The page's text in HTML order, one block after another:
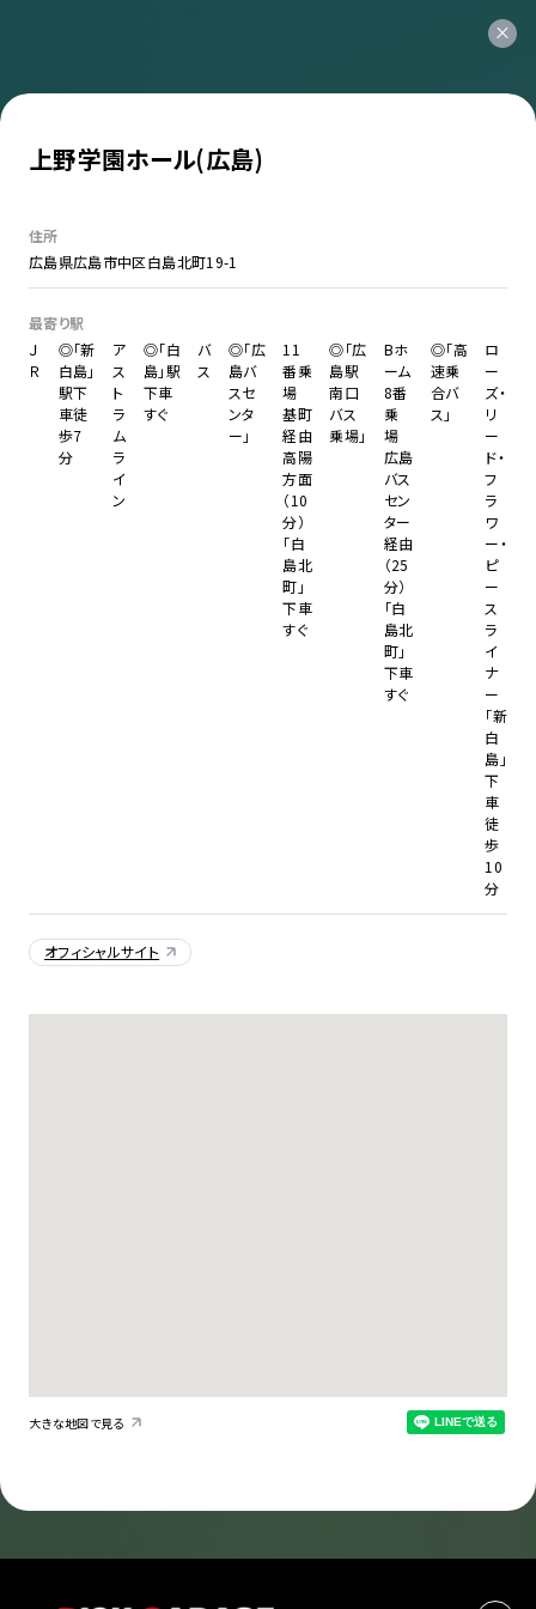
上野学園ホール(広島)
住所
広島県広島市中区白島北町19-1
最寄り駅
Ｊ
Ｒ
◎「新
白島」
駅下
車徒
歩7
分
ア
ス
ト
ラ
ム
ラ
イ
ン
◎「白
島」駅
下車
すぐ
バ
ス
◎「広
島バ
スセ
ンタ
ー」
11
番乗
場
基町
経由
高陽
方面
（10
分）
「白
島北
町」
下車
すぐ
◎「広
島駅
南口
バス
乗場」
Bホ
ーム
8番
乗
場
広島
バス
セン
ター
経由
（25
分）
「白
島北
町」
下車
すぐ
◎「高
速乗
合バ
ス」
ロ
ー
ズ・
リ
ー
ド・
フ
ラ
ワ
ー・
ピ
ー
ス
ラ
イ
ナ
ー
「新
白
島」
下
車
徒
歩
10
分
オフィシャルサイト
大きな地図で見る